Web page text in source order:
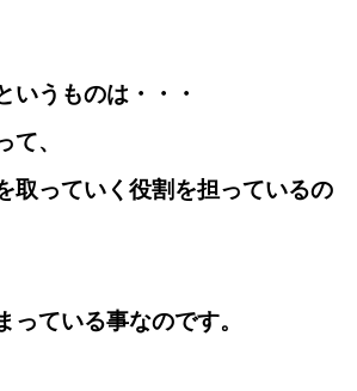
いうものは・・・
て、
取っていく役割を担っているの
っている事なのです。